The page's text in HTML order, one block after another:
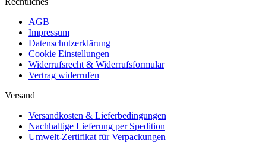
AGB
Impressum
Datenschutzerklärung
Cookie Einstellungen
Widerrufsrecht & Widerrufsformular
Vertrag widerrufen
Versand
Versandkosten & Lieferbedingungen
Nachhaltige Lieferung per Spedition
Umwelt-Zertifikat für Verpackungen